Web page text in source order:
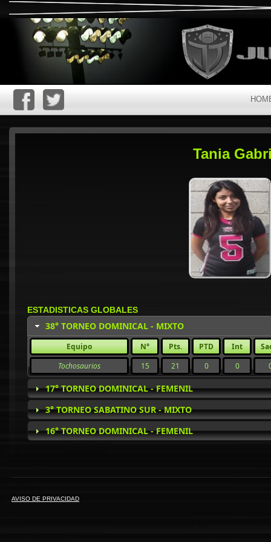
Tania
ESTADISTICAS GLOBALES
38° TORNEO DOMINICAL - MIXTO
Equipo N° Pts. PTD Int
Tochosaurios
15 21 0 0
17° TORNEO DOMINICAL - FEMENIL
3° TORNEO SABATINO SUR - MIXTO
16° TORNEO DOMINICAL - FEMENIL
AVISO DE PRIVACIDAD